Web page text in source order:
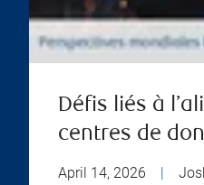
Défis liés à
centres de
April 14, 2026